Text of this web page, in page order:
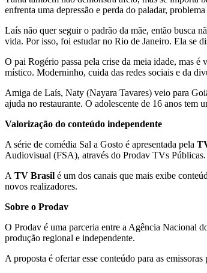
enfrenta uma depressão e perda do paladar,
Laís não quer seguir o padrão da mãe, então busca
vida. Por isso, foi estudar no Rio de Janeiro. Ela se
O pai Rogério passa pela crise da meia idade, mas
místico. Moderninho, cuida das redes sociais e da
Amiga de Laís, Naty (Nayara Tavares) veio para
ajuda no restaurante. O adolescente de 16 anos tem
Valorização do conteúdo independente
A série de comédia Sal a Gosto é apresentada pela
Audiovisual (FSA), através do Prodav TVs Públicas.
A TV Brasil é um dos canais que mais exibe
novos realizadores.
Sobre o Prodav
O Prodav é uma parceria entre a Agência Nacional
produção regional e independente.
A proposta é ofertar esse conteúdo para as